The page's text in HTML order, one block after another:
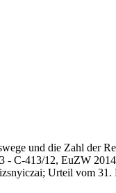
und die Zahl der
- C-413/12, EuZW
Urteil vom